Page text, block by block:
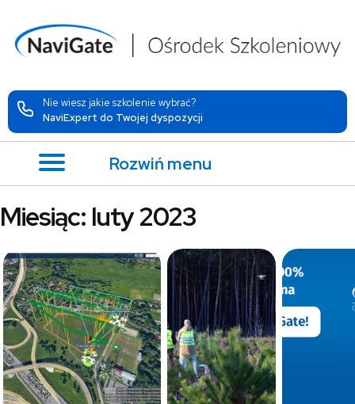
Nie wiesz jakie szkolenie wybrać?
NaviExpert do Twojej dyspozycji
Rozwiń menu
Miesiąc: luty 2023